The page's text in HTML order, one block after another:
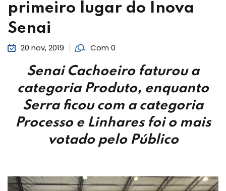
primeiro lugar do Inova
Senai
20 nov, 2019 Com 0
Senai Cachoeiro faturou a
categoria Produto, enquanto
Serra ficou com a categoria
Processo e Linhares foi o mais
votado pelo Público